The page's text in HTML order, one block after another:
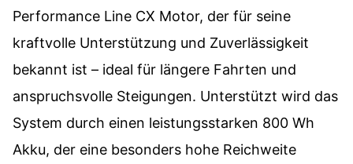
Performance Line CX Motor, der für seine
kraftvolle Unterstützung und Zuverlässigkeit
bekannt ist – ideal für längere Fahrten und
anspruchsvolle Steigungen. Unterstützt wird das
System durch einen leistungsstarken 800 Wh
Akku, der eine besonders hohe Reichweite